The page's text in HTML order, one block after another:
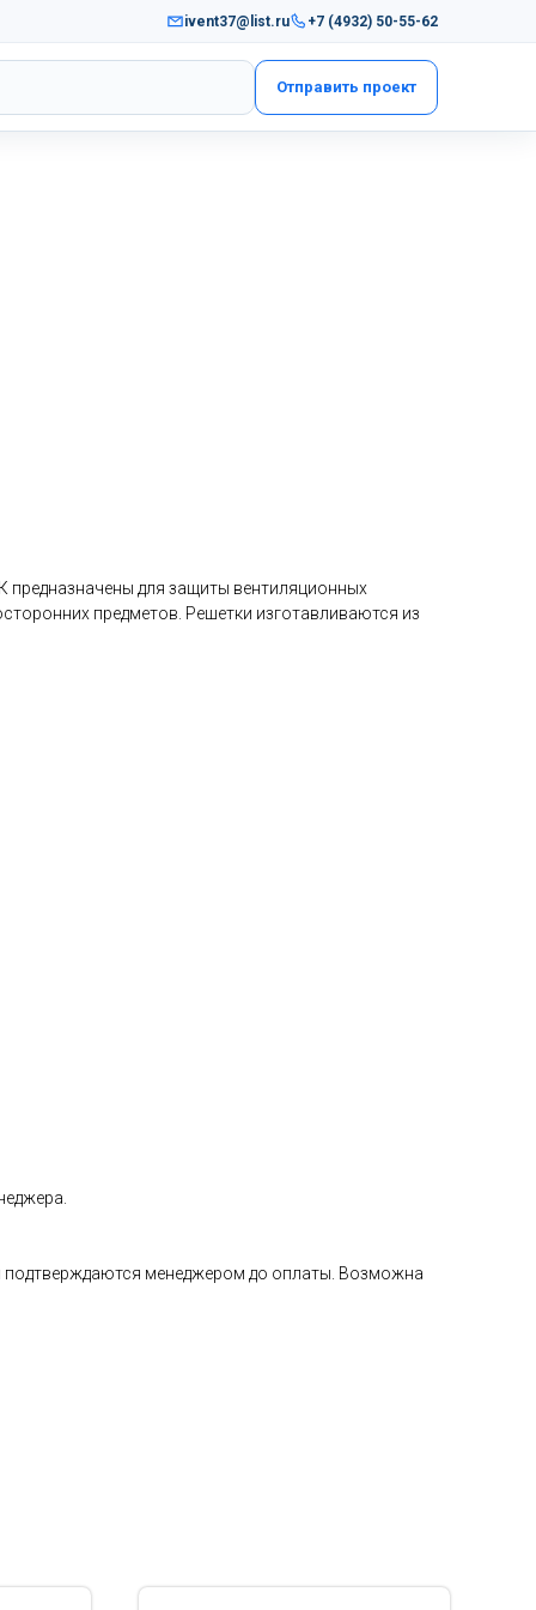
ivent37@list.ru +7 (4932) 50-55-62
Отправить проект
предназначены для защиты вентиляционных
предметов. Решетки изготавливаются из
подтверждаются менеджером до оплаты. Возможна